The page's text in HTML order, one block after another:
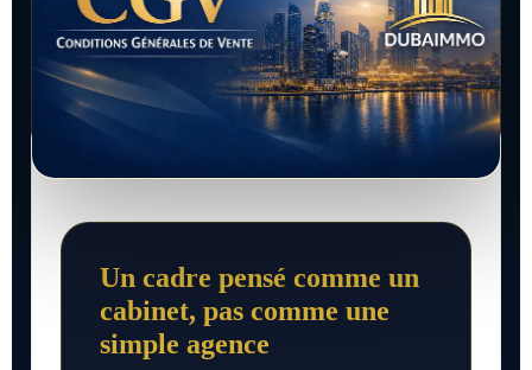
Un cadre pensé comme un
cabinet, pas comme une
simple agence